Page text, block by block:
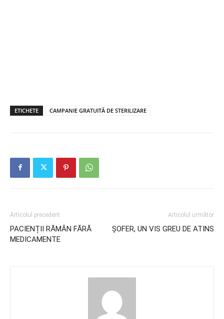
ETICHETE CAMPANIE GRATUITĂ DE STERILIZARE
Articolul precedent
PACIENȚII RĂMÂN FĂRĂ
MEDICAMENTE
Articolul următor
ŞOFER, UN VIS GREU DE ATINS